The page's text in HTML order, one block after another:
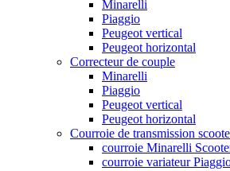
Minarelli
Piaggio
Peugeot vertical
Peugeot horizontal
Correcteur de couple
Minarelli
Piaggio
Peugeot vertical
Peugeot horizontal
Courroie de transmission
courroie Minarelli
courroie variateur